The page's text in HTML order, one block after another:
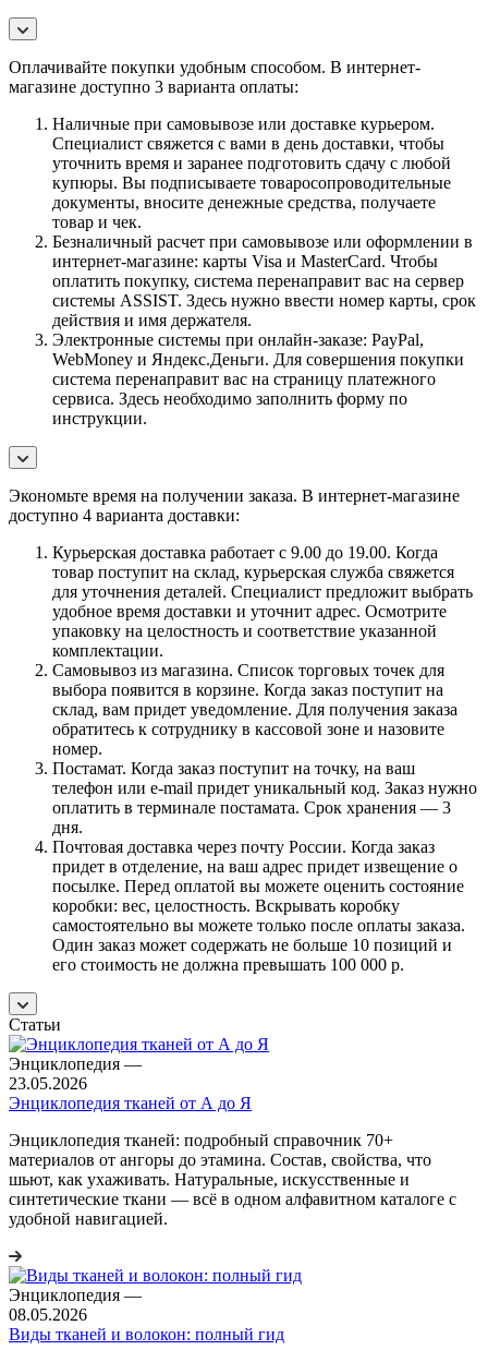
Оплачивайте покупки удобным способом. В интернет-
магазине доступно 3 варианта оплаты:
Наличные при самовывозе или доставке курьером.
Специалист свяжется с вами в день доставки, чтобы
уточнить время и заранее подготовить сдачу с любой
купюры. Вы подписываете товаросопроводительные
документы, вносите денежные средства, получаете
товар и чек.
Безналичный расчет при самовывозе или оформлении в
интернет-магазине: карты Visa и MasterCard. Чтобы
оплатить покупку, система перенаправит вас на сервер
системы ASSIST. Здесь нужно ввести номер карты, срок
действия и имя держателя.
Электронные системы при онлайн-заказе: PayPal,
WebMoney и Яндекс.Деньги. Для совершения покупки
система перенаправит вас на страницу платежного
сервиса. Здесь необходимо заполнить форму по
инструкции.
Экономьте время на получении заказа. В интернет-магазине
доступно 4 варианта доставки:
Курьерская доставка работает с 9.00 до 19.00. Когда
товар поступит на склад, курьерская служба свяжется
для уточнения деталей. Специалист предложит выбрать
удобное время доставки и уточнит адрес. Осмотрите
упаковку на целостность и соответствие указанной
комплектации.
Самовывоз из магазина. Список торговых точек для
выбора появится в корзине. Когда заказ поступит на
склад, вам придет уведомление. Для получения заказа
обратитесь к сотруднику в кассовой зоне и назовите
номер.
Постамат. Когда заказ поступит на точку, на ваш
телефон или e-mail придет уникальный код. Заказ нужно
оплатить в терминале постамата. Срок хранения — 3
дня.
Почтовая доставка через почту России. Когда заказ
придет в отделение, на ваш адрес придет извещение о
посылке. Перед оплатой вы можете оценить состояние
коробки: вес, целостность. Вскрывать коробку
самостоятельно вы можете только после оплаты заказа.
Один заказ может содержать не больше 10 позиций и
его стоимость не должна превышать 100 000 р.
Статьи
Энциклопедия —
23.05.2026
Энциклопедия тканей от А до Я
Энциклопедия тканей: подробный справочник 70+
материалов от ангоры до этамина. Состав, свойства, что
шьют, как ухаживать. Натуральные, искусственные и
синтетические ткани — всё в одном алфавитном каталоге с
удобной навигацией.
Энциклопедия —
08.05.2026
Виды тканей и волокон: полный гид